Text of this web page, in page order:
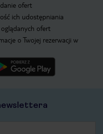
ofert
ich udostępniania
ofert
o Twojej rezerwacji w